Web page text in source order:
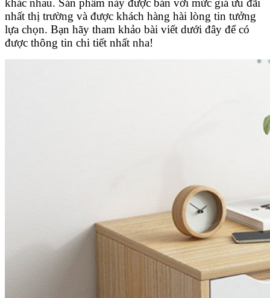
khác nhau. Sản phẩm này được bán với mức giá ưu đãi
nhất thị trường và được khách hàng hài lòng tin tưởng
lựa chọn. Bạn hãy tham khảo bài viết dưới đây để có
được thông tin chi tiết nhất nha!